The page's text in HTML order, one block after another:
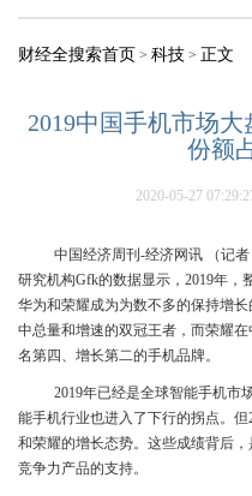
财经全搜索首页 > 科技 > 正文
2019中国手机市场
份额
2020-05-27
中国经济周刊-经济网讯 （记
研究机构Gfk的数据显示，2019年，
华为和荣耀成为为数不多的保持增
中总量和增速的双冠王者，而荣耀
名第四、增长第二的手机品牌。
2019年已经是全球智能手机市
能手机行业也进入了下行的拐点。
和荣耀的增长态势。这些成绩背后
竞争力产品的支持。